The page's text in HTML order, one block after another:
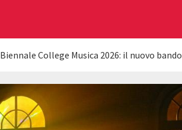
Biennale College Musica 2026: il nuovo bando